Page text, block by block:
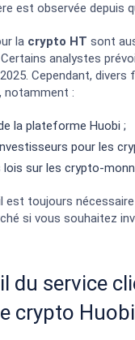
est observée depuis
la crypto HT sont
analystes
Cependant,
notamment :
la plateforme Huobi ;
pour les
lois sur les crypto-
est toujours
si vous souhaitez
du service
crypto